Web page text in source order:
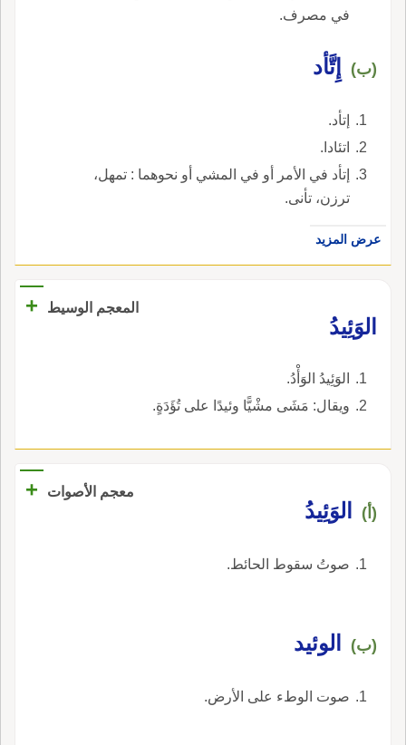
في مصرف.
(ب) إِتَّأد
إتأد.
اتئادا.
إتأد في الأمر أو في المشي أو نحوهما : تمهل،
ترزن، تأنى.
عرض المزيد
المعجم الوسيط
+
الوَئِيدُ
الوَئِيدُ الوَأْدُ.
ويقال: مَشَى مشْيًّا وئيدًا على تُؤَدَةٍ.
معجم الأصوات +
(أ) الوَئِيدُ
صوتُ سقوط الحائط.
(ب) الوئيد
صوت الوطء على الأرض.